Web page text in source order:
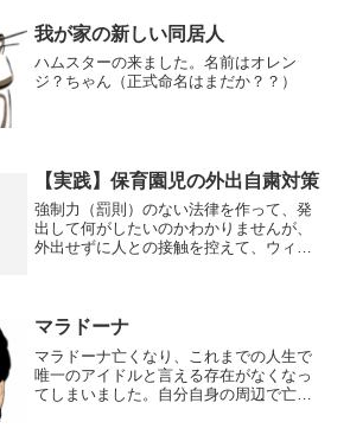
ませんでした。今でもネ...
我が家の新しい同居人
ハムスターの来ました。名前はオレン
ジ？ちゃん（正式命名はまだか？？）
【実践】保育園児の外出自粛対策
強制力（罰則）のない法律を作って、発
出して何がしたいのかわかりませんが、
外出せずに人との接触を控えて、ウィル
す。我が家には未だに届く...
マラドーナ
マラドーナ亡くなり、これまでの人生で
唯一のアイドルと言える存在がなくなっ
てしまいました。自分自身の周辺で亡く